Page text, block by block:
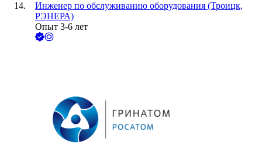
Инженер по обслуживанию оборудования (Троицк,
РЭНЕРА)
Опыт 3-6 лет